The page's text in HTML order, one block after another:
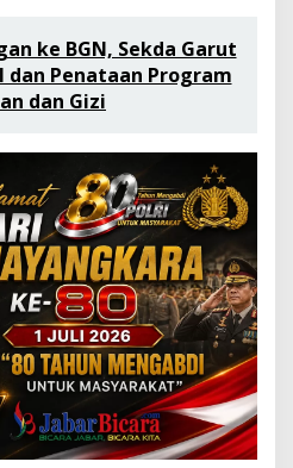
ke BGN, Sekda Garut
dan Penataan Program
dan Gizi